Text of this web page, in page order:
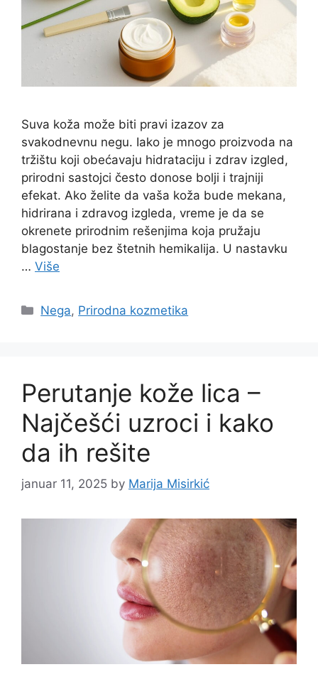
Suva koža može biti pravi izazov za
svakodnevnu negu. Iako je mnogo proizvoda na
tržištu koji obećavaju hidrataciju i zdrav izgled,
prirodni sastojci često donose bolji i trajniji
efekat. Ako želite da vaša koža bude mekana,
hidrirana i zdravog izgleda, vreme je da se
okrenete prirodnim rešenjima koja pružaju
blagostanje bez štetnih hemikalija. U nastavku
… Više
Categories
Nega, Prirodna kozmetika
Perutanje kože lica –
Najčešći uzroci i kako
da ih rešite
januar 11, 2025 by Marija Misirkić